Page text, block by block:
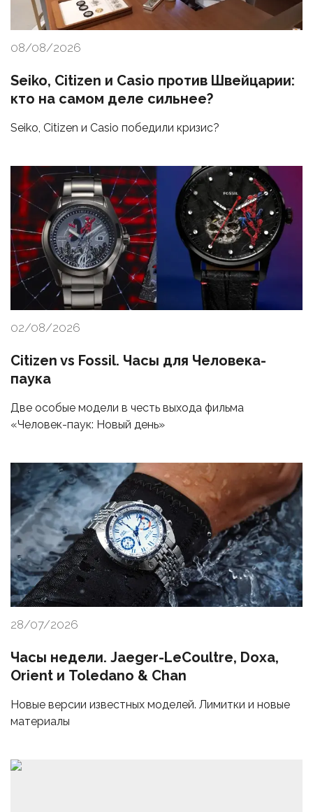
08/08/2026
Seiko, Citizen и Casio против Швейцарии:
кто на самом деле сильнее?
Seiko, Citizen и Casio победили кризис?
02/08/2026
Citizen vs Fossil. Часы для Человека-
паука
Две особые модели в честь выхода фильма
«Человек-паук: Новый день»
28/07/2026
Часы недели. Jaeger-LeCoultre, Doxa,
Orient и Toledano & Chan
Новые версии известных моделей. Лимитки и новые
материалы